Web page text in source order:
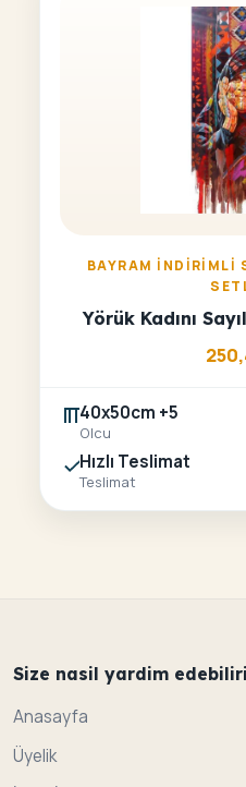
BAYRAM İNDIRIMLI
Yörük Kadını
40x50cm +5
Olcu
Hızlı Teslimat
Teslimat
Size nasil yardim
Anasayfa
Üyelik